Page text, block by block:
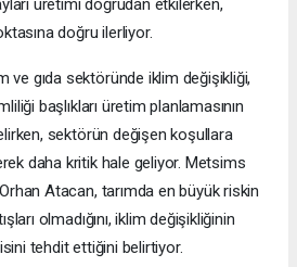
üretimi doğrudan etkilerken,
doğru ilerliyor.
ve gıda sektöründe iklim değişikliği,
başlıkları üretim planlamasının
sektörün değişen koşullara
daha kritik hale geliyor. Metsims
Atacan, tarımda en büyük riskin
olmadığını, iklim değişikliğinin
tehdit ettiğini belirtiyor.